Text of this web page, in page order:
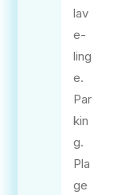
lav
e-
ling
e.
Par
kin
g.
Pla
ge